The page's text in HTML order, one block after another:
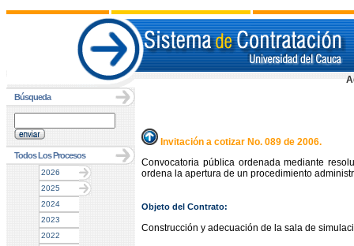
Búsqueda
Todos Los Procesos
2026
2025
2024
2023
2022
Invitación a cotizar No. 089 de 2006.
Convocatoria pública ordenada mediante
ordena la apertura de un procedimiento
Objeto del Contrato:
Construcción y adecuación de la sala de